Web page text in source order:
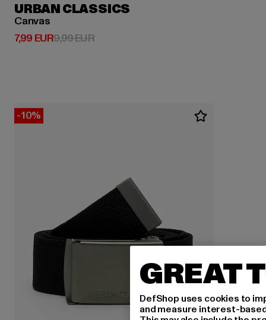
URBAN CLASSICS
Canvas
7,99 EUR
Derzeitiger Preis: 7,99 EUR
9,99 EURAktionspreis: 9,99 EUR
-10%
GREAT
DefShop uses cookies to
and measure interest-